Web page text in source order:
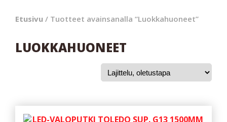
Etusivu / Tuotteet avainsanalla “Luokkahuoneet”
LUOKKAHUONEET